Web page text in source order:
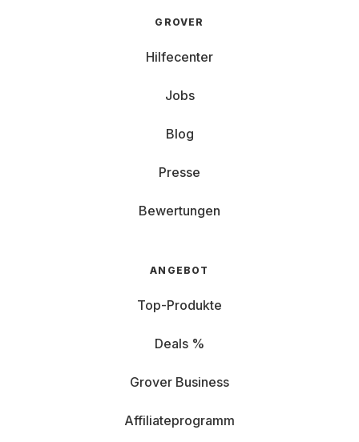
GROVER
Hilfecenter
Jobs
Blog
Presse
Bewertungen
ANGEBOT
Top-Produkte
Deals %
Grover Business
Affiliateprogramm